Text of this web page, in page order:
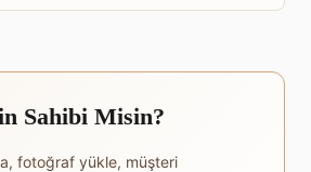
Sahibi Misin?
fotoğraf yükle, müşteri